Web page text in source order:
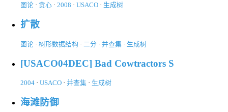
图论 · 贪心 · 2008 · USACO · 生成树
扩散
图论 · 树形数据结构 · 二分 · 并查集 · 生成树
[USACO04DEC] Bad Cowtractors S
2004 · USACO · 并查集 · 生成树
海滩防御